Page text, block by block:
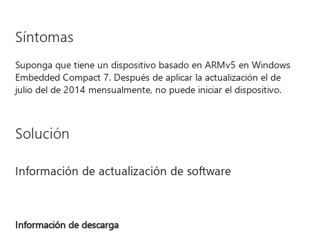
Síntomas
Suponga que tiene un dispositivo basado en ARMv5 en Windows
Embedded Compact 7. Después de aplicar la actualización el de
julio del de 2014 mensualmente, no puede iniciar el dispositivo.
Solución
Información de actualización de software
Información de descarga